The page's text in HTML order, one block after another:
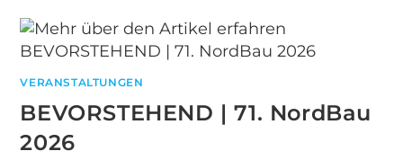
VERANSTALTUNGEN
BEVORSTEHEND | 71. NordBau
2026